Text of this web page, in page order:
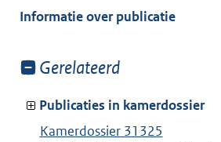
van:
Informatie over publicatie
Toon
van:
Gerelateerd
Publicaties in kamerdossier
Kamerdossier 31325